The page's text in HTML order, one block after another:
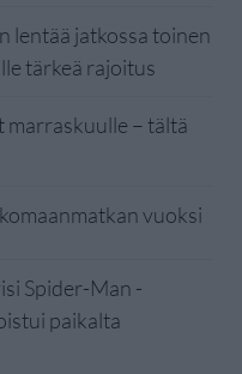
lentää jatkossa toinen
tärkeä rajoitus
marraskuulle – tältä
vuoksi
Spider-Man -
paikalta